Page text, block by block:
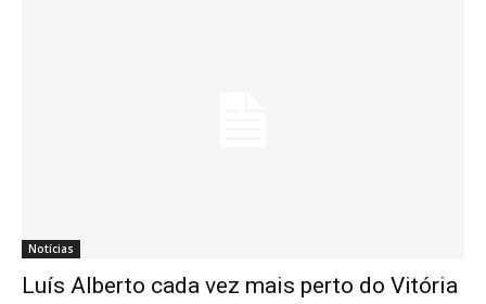
Notícias
Luís Alberto cada vez mais perto do Vitória